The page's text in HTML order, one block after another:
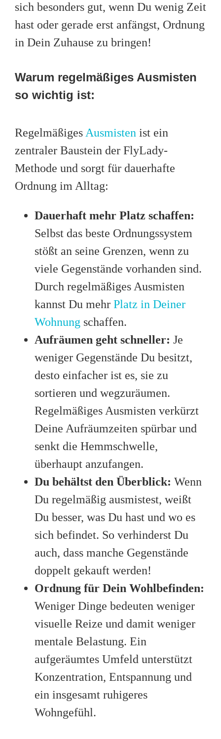
sich besonders gut, wenn Du wenig Zeit
hast oder gerade erst anfängst, Ordnung
in Dein Zuhause zu bringen!
Warum regelmäßiges Ausmisten
so wichtig ist:
RegelmäßigesAusmisten ist ein
zentraler Baustein der FlyLady-
Methode und sorgt für dauerhafte
Ordnung im Alltag:
Dauerhaft mehr Platz schaffen:
Selbst das beste Ordnungssystem
stößt an seine Grenzen, wenn zu
viele Gegenstände vorhanden sind.
Durch regelmäßiges Ausmisten
kannst Du mehr Platz in Deiner
Wohnung schaffen.
Aufräumen geht schneller: Je
weniger Gegenstände Du besitzt,
desto einfacher ist es, sie zu
sortieren und wegzuräumen.
Regelmäßiges Ausmisten verkürzt
Deine Aufräumzeiten spürbar und
senkt die Hemmschwelle,
überhaupt anzufangen.
Du behältst den Überblick: Wenn
Du regelmäßig ausmistest, weißt
Du besser, was Du hast und wo es
sich befindet. So verhinderst Du
auch, dass manche Gegenstände
doppelt gekauft werden!
Ordnung für Dein Wohlbefinden:
Weniger Dinge bedeuten weniger
visuelle Reize und damit weniger
mentale Belastung. Ein
aufgeräumtes Umfeld unterstützt
Konzentration, Entspannung und
ein insgesamt ruhigeres
Wohngefühl.